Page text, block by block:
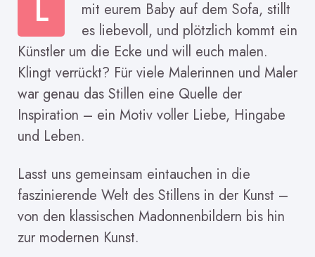
L
mit eurem Baby auf dem Sofa, stillt
es liebevoll, und plötzlich kommt ein
Künstler um die Ecke und will euch malen.
Klingt verrückt? Für viele Malerinnen und Maler
war genau das Stillen eine Quelle der
Inspiration – ein Motiv voller Liebe, Hingabe
und Leben.
Lasst uns gemeinsam eintauchen in die
faszinierende Welt des Stillens in der Kunst –
von den klassischen Madonnenbildern bis hin
zur modernen Kunst.